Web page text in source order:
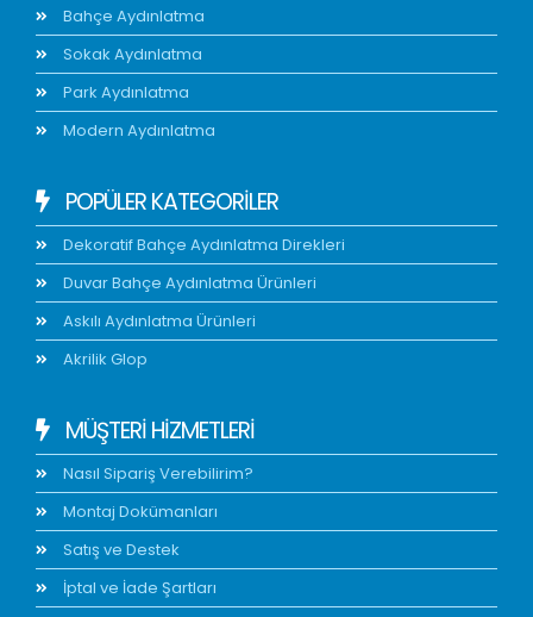
Bahçe Aydınlatma
Sokak Aydınlatma
Park Aydınlatma
Modern Aydınlatma
POPÜLER KATEGORİLER
Dekoratif Bahçe Aydınlatma Direkleri
Duvar Bahçe Aydınlatma Ürünleri
Askılı Aydınlatma Ürünleri
Akrilik Glop
MÜŞTERİ HİZMETLERİ
Nasıl Sipariş Verebilirim?
Montaj Dokümanları
Satış ve Destek
İptal ve İade Şartları